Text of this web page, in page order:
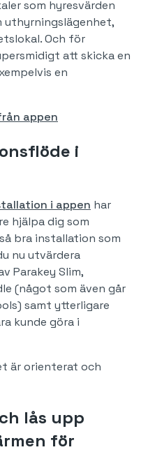
som hyresvärden
uthyrningslägenhet,
Och för
att skicka en
en
appen
i
i appen har
hjälpa dig som
bra installation som
nu utvärdera
Parakey Slim,
(något som även går
samt ytterligare
kunde göra i
är orienterat och
lås upp
för